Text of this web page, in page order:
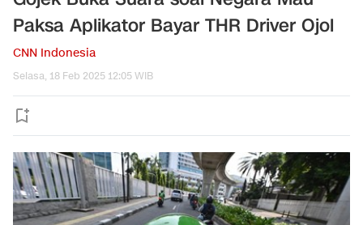
Paksa Aplikator Bayar THR Driver Ojol
CNN Indonesia
Selasa, 18 Feb 2025 12:05 WIB